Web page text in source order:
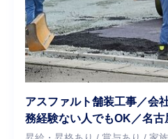
アスファルト舗装工事／会
務経験ない人でもOK／名古